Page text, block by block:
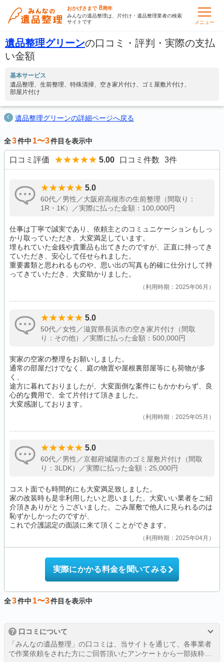
おかげさまで 8周年
みんなの遺品整理は、片付け・遺品整理業者の検索
サイトです
メニュー
遺品整理グリーンの口コミ・評判・実際の支払
い金額
基本サービス
遺品整理
生前整理 特殊清掃 空き家片付け
ゴミ屋敷片付け
部屋片付け
遺品整理グリーンの詳細ページへ戻る
全3件中 1〜3件目を表示中
口コミ評価 5.00 口コミ件数 3件
5.0
60代／男性／大阪府高槻市の生前整理（間取り：
1R・1K）／実際に払った金額：100,000円
仕事は丁寧で誠実であり、依頼主とのコミュニケーションもしっ
かり取っていただき、大変満足しています。
埋もれていた金銭や貴重品も出てきたのですが、正直に持ってき
ていただき、安心して任せられました。
重要書類と思われるものや、思い出の写真も的確に仕分けして持
ってきていただき、大変助かりました。
利用時期：2025年06月
5.0
50代／女性／滋賀県長浜市の空き家片付け（間取
り：その他）／実際に払った金額：500,000円
実家の空家の整理をお願いしました。
通常の部屋だけでなく、庭の物置や屋根裏部屋等にも荷物が多
く、
途方に暮れておりましたが、大変面倒な案件にもかかわらず、良
心的な費用で、全て片付けて頂きました。
大変感謝しております。
利用時期：2025年05月
5.0
60代／男性／京都府城陽市のゴミ屋敷片付け（間取
り：3LDK）／実際に払った金額：25,000円
コスト面でも時間的にも大変満足致しました。
家の改装時も是非利用したいと思いました。大変いい業者をご紹
介頂きありがとうございました。ごみ屋敷で他人に見られるのは
恥ずかしかったのですが、
これで介護認定の面談に来て頂くことができます。
利用時期：2025年04月
実際にかかる料金を聞いてみる
全3件中 1〜3件目を表示中
? 口コミについて
「みんなの遺品整理」の口コミは、当サイトを通じて、各事業者
で作業依頼をされた方にご回答頂いたアンケートから一部抜粋し